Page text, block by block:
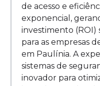
de acesso e
exponencial,
investimento (ROI)
para as empresas
em Paulínia. A
sistemas de
inovador para